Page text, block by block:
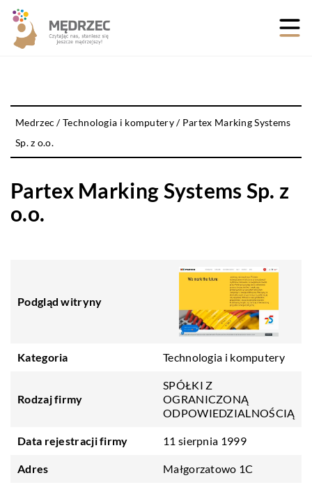
Medrzec /Technologia i komputery/ Partex Marking Systems
Sp. z o.o.
Partex Marking Systems Sp. z
o.o.
Podgląd witryny
Kategoria Technologia i komputery
Rodzaj firmy
SPÓŁKI Z
OGRANICZONĄ
ODPOWIEDZIALNOŚCIĄ
Data rejestracji firmy 11 sierpnia 1999
Adres Małgorzatowo 1C